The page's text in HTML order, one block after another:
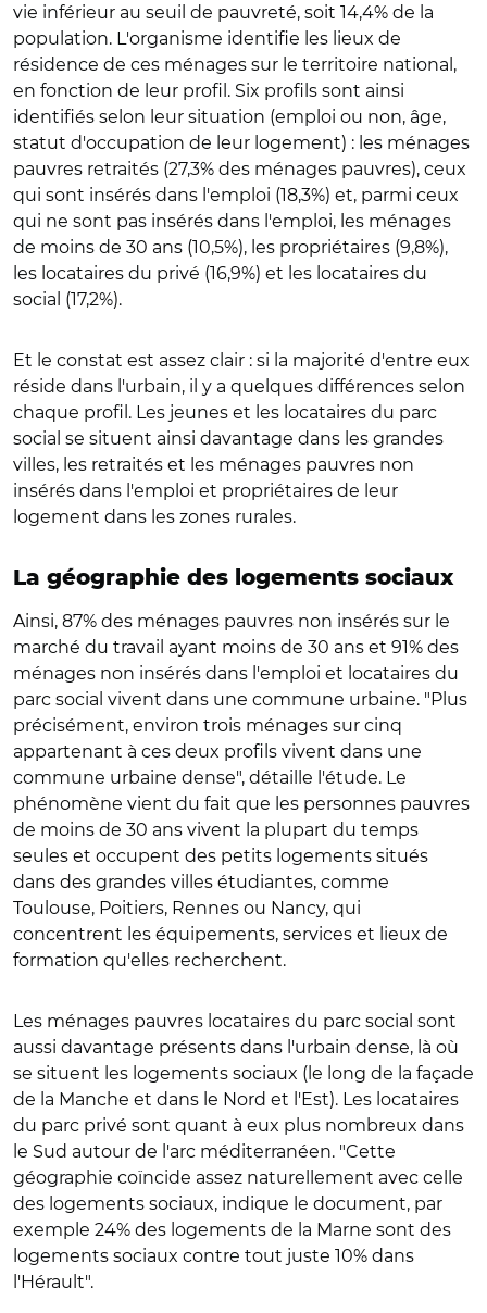
vie inférieur au seuil de pauvreté, soit 14,4% de la
population. L'organisme identifie les lieux de
résidence de ces ménages sur le territoire national,
en fonction de leur profil. Six profils sont ainsi
identifiés selon leur situation (emploi ou non, âge,
statut d'occupation de leur logement) : les ménages
pauvres retraités (27,3% des ménages pauvres), ceux
qui sont insérés dans l'emploi (18,3%) et, parmi ceux
qui ne sont pas insérés dans l'emploi, les ménages
de moins de 30 ans (10,5%), les propriétaires (9,8%),
les locataires du privé (16,9%) et les locataires du
social (17,2%).
Et le constat est assez clair : si la majorité d'entre eux
réside dans l'urbain, il y a quelques différences selon
chaque profil. Les jeunes et les locataires du parc
social se situent ainsi davantage dans les grandes
villes, les retraités et les ménages pauvres non
insérés dans l'emploi et propriétaires de leur
logement dans les zones rurales.
La géographie des logements sociaux
Ainsi, 87% des ménages pauvres non insérés sur le
marché du travail ayant moins de 30 ans et 91% des
ménages non insérés dans l'emploi et locataires du
parc social vivent dans une commune urbaine. "Plus
précisément, environ trois ménages sur cinq
appartenant à ces deux profils vivent dans une
commune urbaine dense", détaille l'étude. Le
phénomène vient du fait que les personnes pauvres
de moins de 30 ans vivent la plupart du temps
seules et occupent des petits logements situés
dans des grandes villes étudiantes, comme
Toulouse, Poitiers, Rennes ou Nancy, qui
concentrent les équipements, services et lieux de
formation qu'elles recherchent.
Les ménages pauvres locataires du parc social sont
aussi davantage présents dans l'urbain dense, là où
se situent les logements sociaux (le long de la façade
de la Manche et dans le Nord et l'Est). Les locataires
du parc privé sont quant à eux plus nombreux dans
le Sud autour de l'arc méditerranéen. "Cette
géographie coïncide assez naturellement avec celle
des logements sociaux, indique le document, par
exemple 24% des logements de la Marne sont des
logements sociaux contre tout juste 10% dans
l'Hérault".